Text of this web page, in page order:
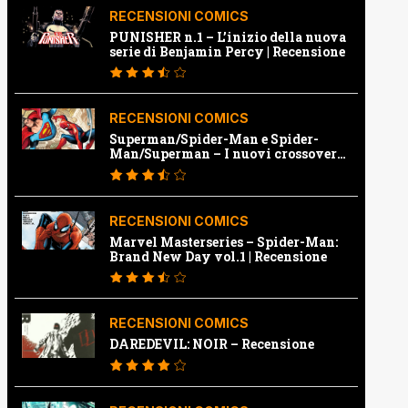
RECENSIONI COMICS
PUNISHER n.1 – L’inizio della nuova
serie di Benjamin Percy | Recensione
RECENSIONI COMICS
Superman/Spider-Man e Spider-
Man/Superman – I nuovi crossover
Marvel e Dc | Recensione
RECENSIONI COMICS
Marvel Masterseries – Spider-Man:
Brand New Day vol.1 | Recensione
RECENSIONI COMICS
DAREDEVIL: NOIR – Recensione